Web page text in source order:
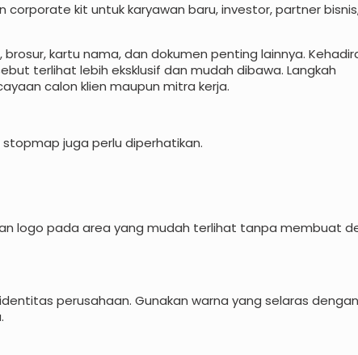
kit untuk karyawan baru, investor, partner
kartu nama, dan dokumen penting lainnya.
terlihat lebih eksklusif dan mudah dibawa. Langkah
calon klien maupun mitra kerja.
juga perlu diperhatikan.
logo pada area yang mudah terlihat tanpa membuat
perusahaan. Gunakan warna yang selaras dengan